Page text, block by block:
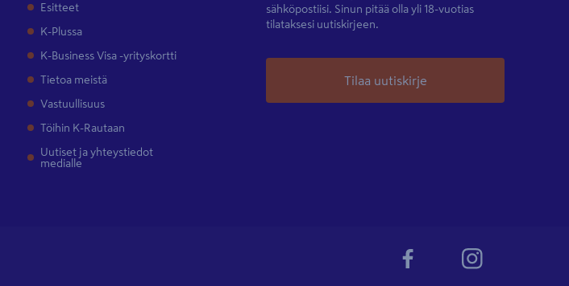
Esitteet
K-Plussa
K-Business Visa -yrityskortti
Tietoa meistä
Vastuullisuus
Töihin K-Rautaan
Uutiset ja yhteystiedot
medialle
sähköpostiisi. Sinun pitää olla yli 18-vuotias
tilataksesi uutiskirjeen.
Tilaa uutiskirje